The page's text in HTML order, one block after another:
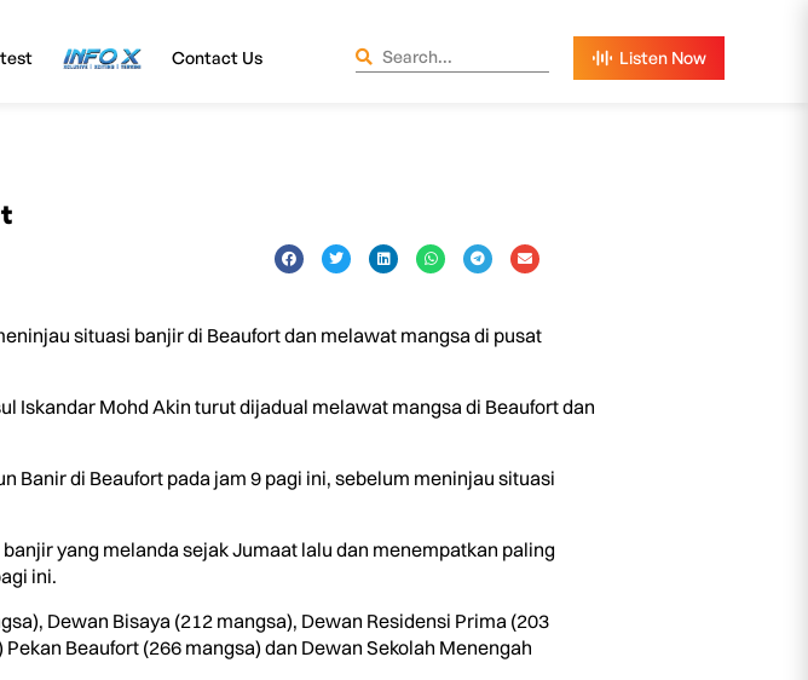
InfoX Contact Us
situasi banjir di Beaufort dan melawat mangsa di pusat
Iskandar Mohd Akin turut dijadual melawat mangsa di Beaufort dan
Banir di Beaufort pada jam 9 pagi ini, sebelum meninjau situasi
yang melanda sejak Jumaat lalu dan menempatkan paling
ini.
Dewan Bisaya (212 mangsa), Dewan Residensi Prima (203
Beaufort (266 mangsa) dan Dewan Sekolah Menengah